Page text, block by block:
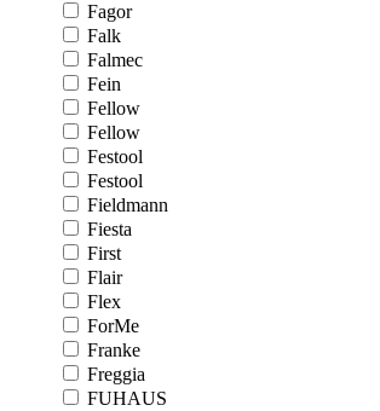
Fagor
Falk
Falmec
Fein
Fellow
Fellow
Festool
Festool
Fieldmann
Fiesta
First
Flair
Flex
ForMe
Franke
Freggia
FUHAUS